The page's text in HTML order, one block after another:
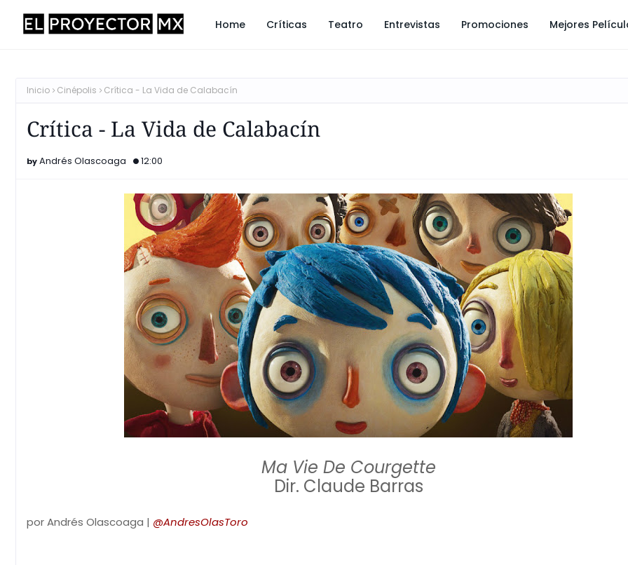
Home Críticas Teatro Entrevistas Promociones Mejores
Inicio Cinépolis Crítica - La Vida de Calabacín
Crítica - La Vida de Calabacín
Andrés Olascoaga 12:00
Ma Vie De Courgette
Dir. Claude Barras
por Andrés Olascoaga | @AndresOlasToro